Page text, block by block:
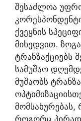
შესაძლოა
ქვეყნის
მიხედვით.
ტრანზაქციებს
სამუშაო
მუშაობს
როგორც